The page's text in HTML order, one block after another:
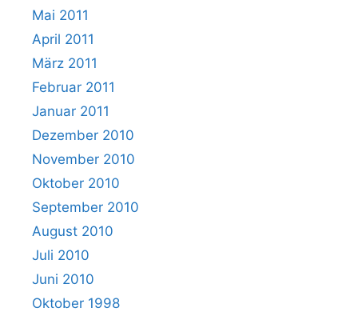
Mai 2011
April 2011
März 2011
Februar 2011
Januar 2011
Dezember 2010
November 2010
Oktober 2010
September 2010
August 2010
Juli 2010
Juni 2010
Oktober 1998